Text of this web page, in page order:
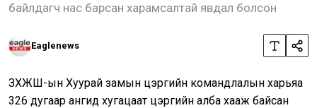
байлдагч нас барсан харамсалтай явдал болсон
Eaglenews
ЗХЖШ-ын Хуурай замын цэргийн командлалын харьяа
326 дугаар ангид хугацаат цэргийн алба хааж байсан